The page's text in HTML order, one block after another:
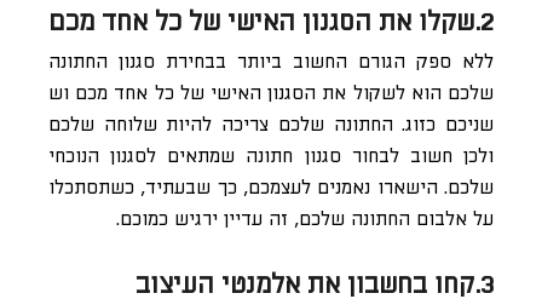
2.שקלו את הסגנון האישי של כל אחד מכם
ללא ספק הגורם החשוב ביותר בבחירת סגנון החתונה
שלכם הוא לשקול את הסגנון האישי של כל אחד מכם וש
שניכם כזוג. החתונה שלכם צריכה להיות שלוחה שלכם
ולכן חשוב לבחור סגנון חתונה שמתאים לסגנון הנוכחי
שלכם. הישארו נאמנים לעצמכם, כך שבעתיד, כשתסתכלו
על אלבום החתונה שלכם, זה עדיין ירגיש כמוכם.
3.קחו בחשבון את אלמנטי העיצוב